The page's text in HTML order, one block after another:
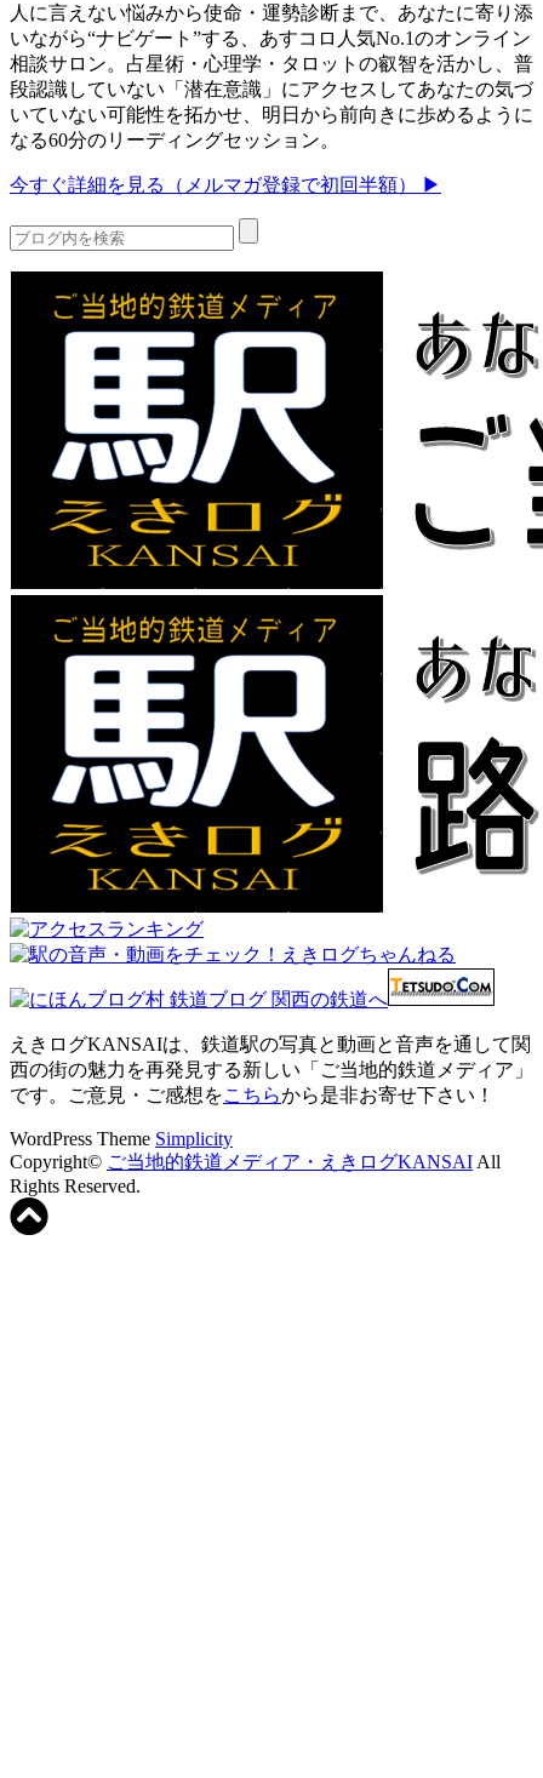
人に言えない悩みから使命・運勢診断まで、あなたに寄り添
いながら“ナビゲート”する、あすコロ人気No.1のオンライン
相談サロン。占星術・心理学・タロットの叡智を活かし、普
段認識していない「潜在意識」にアクセスしてあなたの気づ
いていない可能性を拓かせ、明日から前向きに歩めるように
なる60分のリーディングセッション。
今すぐ詳細を見る（メルマガ登録で初回半額） ▶
えきログKANSAIは、鉄道駅の写真と動画と音声を通して関
西の街の魅力を再発見する新しい「ご当地的鉄道メディア」
です。ご意見・ご感想をこちらから是非お寄せ下さい！
WordPress Theme Simplicity
Copyright© ご当地的鉄道メディア・えきログKANSAI All
Rights Reserved.